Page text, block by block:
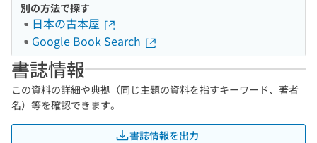
別の方法で探す
日本の古本屋
Google Book Search
書誌情報
この資料の詳細や典拠（同じ主題の資料を指すキーワード、著者
名）等を確認できます。
書誌情報を出力